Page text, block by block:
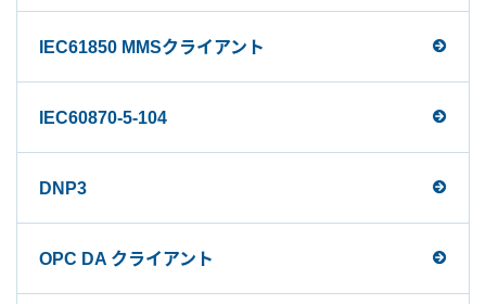
IEC61850 MMSクライアント
IEC60870-5-104
DNP3
OPC DA クライアント